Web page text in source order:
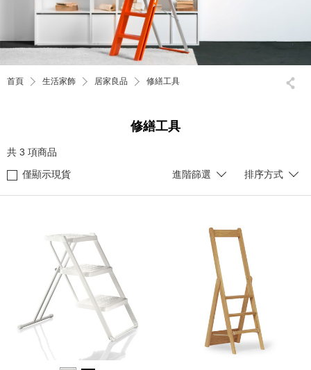
首頁 生活家飾 居家良品 修繕工具
修繕工具
共 3 項商品
僅顯示現貨
進階篩選 排序方式